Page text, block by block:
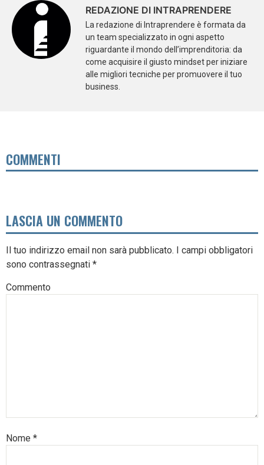
REDAZIONE DI INTRAPRENDERE
La redazione di Intraprendere è formata da
un team specializzato in ogni aspetto
riguardante il mondo dell’imprenditoria: da
come acquisire il giusto mindset per iniziare
alle migliori tecniche per promuovere il tuo
business.
COMMENTI
LASCIA UN COMMENTO
Il tuo indirizzo email non sarà pubblicato. I campi obbligatori
sono contrassegnati *
Commento
Nome *